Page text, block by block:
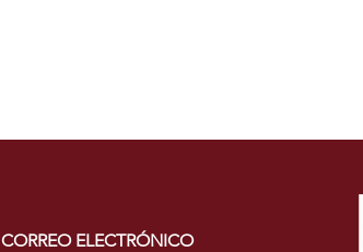
CORREO ELECTRÓNICO